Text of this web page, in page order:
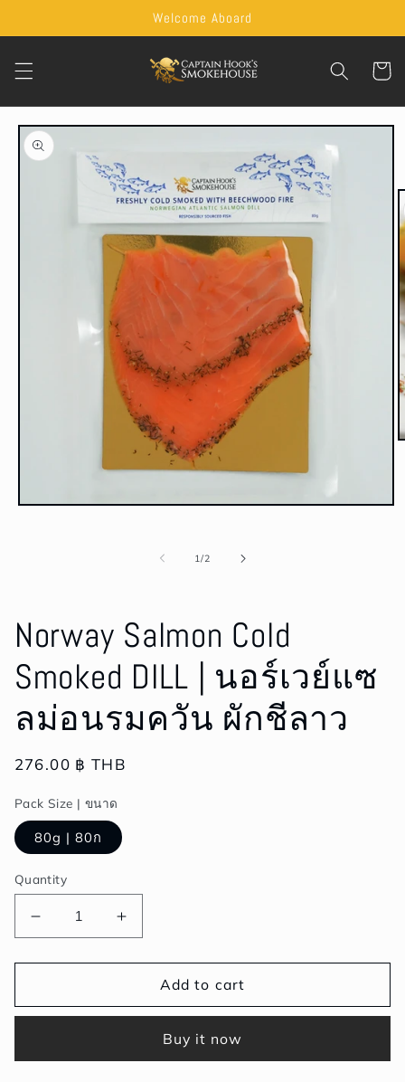
Welcome Aboard
Cart
Skip to
product
information
1/of
2
Norway Salmon Cold
Smoked DILL | นอร์เวย์แซ
ลม่อนรมควัน ผักชีลาว
Regular
276.00 ฿ THB
Pack Size | ขนาด
80g | 80ก
Quantity
Decrease
quantity
for
Salmon
DILL
Increase
quantity
for
Norway
Salmon
Smoked
DILL
Add to cart
Buy it now